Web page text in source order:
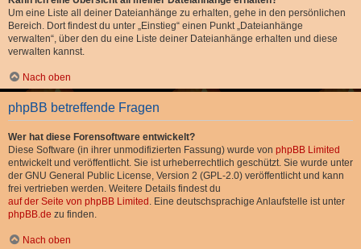
Um eine Liste all deiner Dateianhänge zu erhalten, gehe in den persönlichen
Bereich. Dort findest du unter „Einstieg“ einen Punkt „Dateianhänge
verwalten“, über den du eine Liste deiner Dateianhänge erhalten und diese
verwalten kannst.
Nach oben
phpBB betreffende Fragen
Wer hat diese Forensoftware entwickelt?
Diese Software (in ihrer unmodifizierten Fassung) wurde von phpBB Limited
entwickelt und veröffentlicht. Sie ist urheberrechtlich geschützt. Sie wurde unter
der GNU General Public License, Version 2 (GPL-2.0) veröffentlicht und kann
frei vertrieben werden. Weitere Details findest du
auf der Seite von phpBB Limited . Eine deutschsprachige Anlaufstelle ist unter
phpBB.de zu finden.
Nach oben